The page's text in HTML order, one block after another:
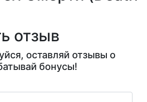
отзыв
оставляй отзывы о
бонусы!